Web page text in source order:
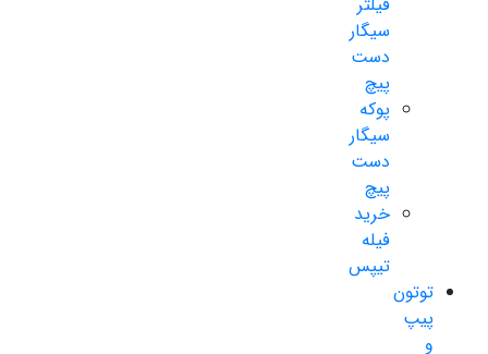
سیگار
دست
پیچ
پوکه
سیگار
دست
پیچ
خرید
فیله
تیپس
توتون
پیپ
و